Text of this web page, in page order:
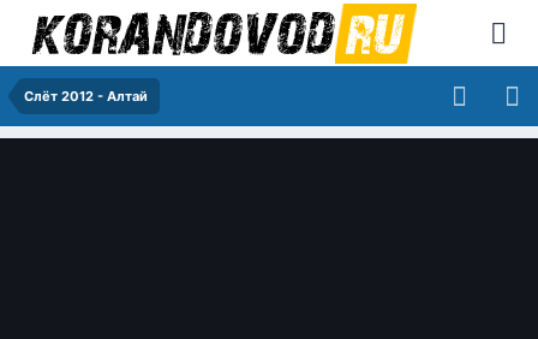
Слёт 2012 - Алтай